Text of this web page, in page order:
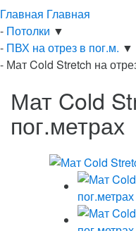
Главная Главная
- Потолки ▼
- ПВХ на отрез в пог.м. ▼
- Мат Cold Stretch на
Мат Cold
пог.метрах